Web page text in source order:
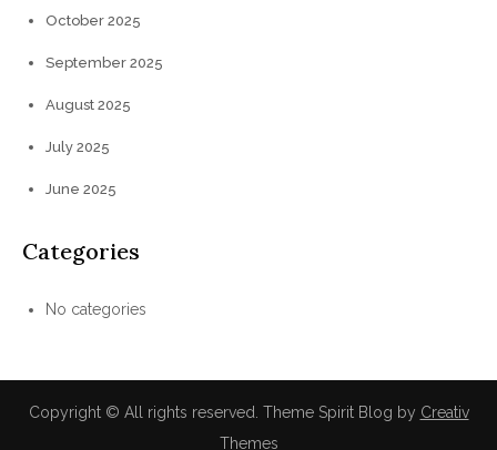
October 2025
September 2025
August 2025
July 2025
June 2025
Categories
No categories
Copyright © All rights reserved. Theme Spirit Blog by Creativ
Themes